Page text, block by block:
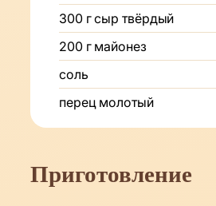
300 гсыр твёрдый
200 г майонез
соль
перец молотый
Приготовление